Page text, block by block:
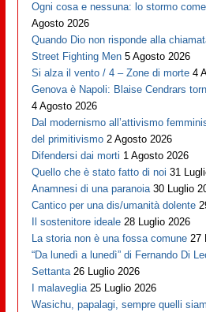
Ogni cosa e nessuna: lo stormo
Agosto 2026
Quando Dio non risponde alla
Street Fighting Men 5 Agosto 2026
Si alza il vento / 4 – Zone di morte 4
Genova è Napoli: Blaise Cendrars
4 Agosto 2026
Dal modernismo all’attivismo
del primitivismo 2 Agosto 2026
Difendersi dai morti 1 Agosto 2026
Quello che è stato fatto di noi 31
Anamnesi di una paranoia 30 Luglio
Cantico per una dis/umanità dolente
Il sostenitore ideale 28 Luglio 2026
La storia non è una fossa comune 27
“Da lunedì a lunedì” di Fernando Di
Settanta 26 Luglio 2026
I malaveglia 25 Luglio 2026
Wasichu, papalagi, sempre quelli